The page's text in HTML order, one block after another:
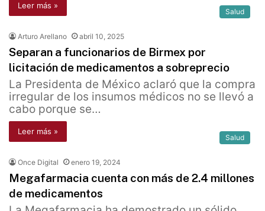
Leer más »
Salud
Arturo Arellano abril 10, 2025
Separan a funcionarios de Birmex por
licitación de medicamentos a sobreprecio
La Presidenta de México aclaró que la compra
irregular de los insumos médicos no se llevó a
cabo porque se…
Leer más »
Salud
Once Digital enero 19, 2024
Megafarmacia cuenta con más de 2.4 millones
de medicamentos